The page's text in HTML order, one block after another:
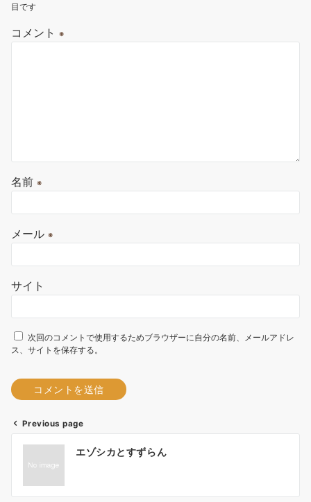
目です
コメント ※
名前 ※
メール ※
サイト
次回のコメントで使用するためブラウザーに自分の名前、メールアドレ
ス、サイトを保存する。
A
投
ナ
Previous page
エゾシカとすずらん